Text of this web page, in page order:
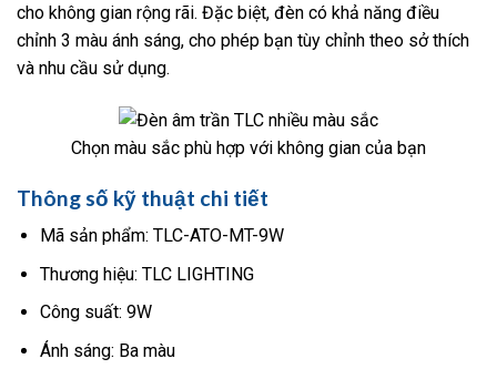
cho không gian rộng rãi. Đặc biệt, đèn có khả năng điều
chỉnh 3 màu ánh sáng, cho phép bạn tùy chỉnh theo sở thích
và nhu cầu sử dụng.
Chọn màu sắc phù hợp với không gian của bạn
Thông số kỹ thuật chi tiết
Mã sản phẩm: TLC-ATO-MT-9W
Thương hiệu: TLC LIGHTING
Công suất: 9W
Ánh sáng: Ba màu